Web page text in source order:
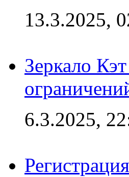
13.3.2025,
Зеркало
6.3.2025,